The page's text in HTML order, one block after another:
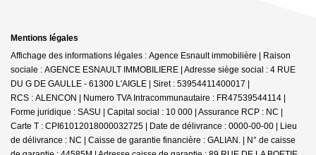
Mentions légales
Affichage des informations légales : Agence Esnault immobilière | Raison
sociale : AGENCE ESNAULT IMMOBILIERE | Adresse siège social : 4 RUE
DU G DE GAULLE - 61300 L'AIGLE | Siret : 53954411400017 |
RCS : ALENCON | Numero TVA Intracommunautaire : FR47539544114 |
Forme juridique : SASU | Capital social : 10 000 | Assurance RCP : NC |
Carte T : CPI61012018000032725 | Date de délivrance : 0000-00-00 | Lieu
de délivrance : NC | Caisse de garantie financière : GALIAN. | N° de caisse